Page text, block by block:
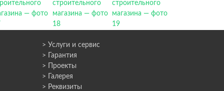
> Услуги и сервис
> Гарантия
> Проекты
> Галерея
> Реквизиты